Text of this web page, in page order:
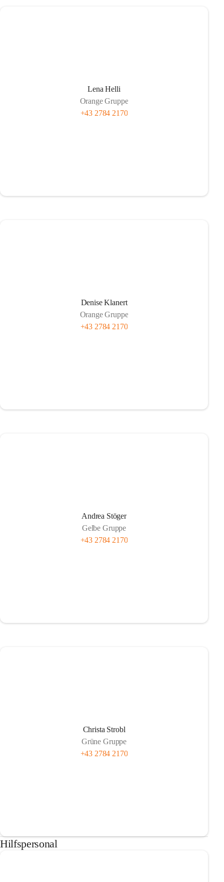
Lena Helli
Orange Gruppe
+43 2784 2170
Denise Klanert
Orange Gruppe
+43 2784 2170
Andrea Stöger
Gelbe Gruppe
+43 2784 2170
Christa Strobl
Grüne Gruppe
+43 2784 2170
Hilfspersonal